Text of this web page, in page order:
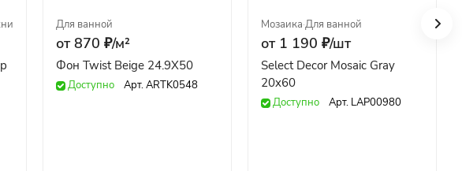
Для ванной
от 870 ₽/м²
Фон Twist Beige 24.9Х50
Доступно Арт.ARTK0548
Мозаика·Для ванной
от 1 190 ₽/шт
Select Decor Mosaic Gray
20x60
Доступно Арт. LAP00980